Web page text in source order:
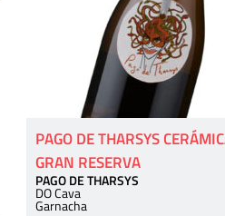
PAGO DE THARSYS
GRAN RESERVA
PAGO DE THARSYS
DO Cava
Garnacha